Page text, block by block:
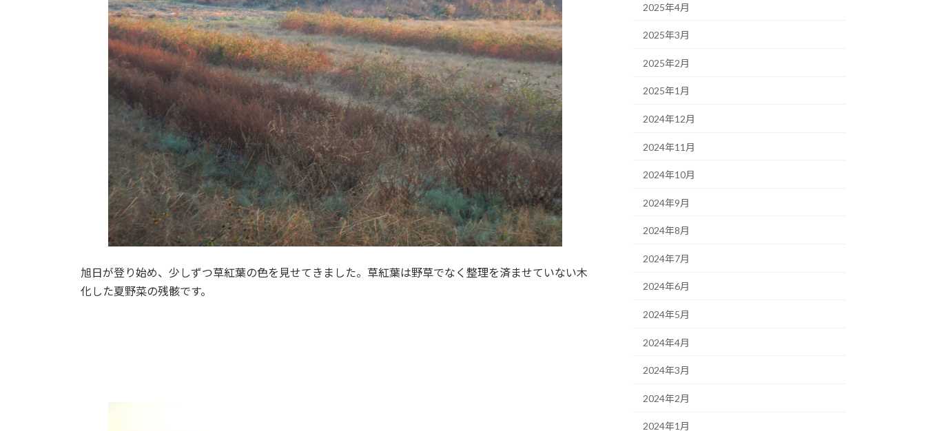
旭日が登り始め、少しずつ草紅葉の色を見せてきました。草紅葉は野草でなく整理を済ませていない木
化した夏野菜の残骸です。
2025年4月
2025年3月
2025年2月
2025年1月
2024年12月
2024年11月
2024年10月
2024年9月
2024年8月
2024年7月
2024年6月
2024年5月
2024年4月
2024年3月
2024年2月
2024年1月